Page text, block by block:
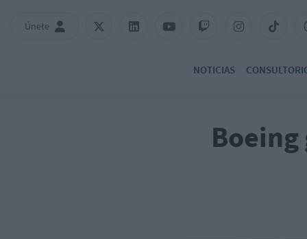
Únete
NOTICIAS